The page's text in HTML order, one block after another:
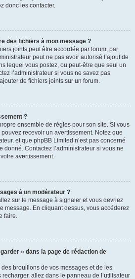
donc les contacter.
des fichiers à mon message ?
joints peut être accordée par forum, par
peut ne pas avoir autorisé l’ajout de
lequel vous postez, ou peut-être que seul un
l’administrateur si vous ne savez pas
de fichiers joints sur un forum.
?
ensemble de règles pour son site. Si vous
recevoir un avertissement. Notez que
et que phpBB Limited n’est pas concerné
donné. Contactez l’administrateur si vous ne
avertissement.
à un modérateur ?
sur le message à signaler et vous devriez
message. En cliquant dessus, vous accéderez
faire.
» dans la page de rédaction de
des brouillons de vos messages et de les
allez dans le panneau de l’utilisateur